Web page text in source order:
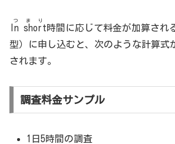
In short
つまり
時間に応じて料金が加算され
型）に申し込むと、次のような計算式
されます。
調査料金サンプル
1日5時間の調査